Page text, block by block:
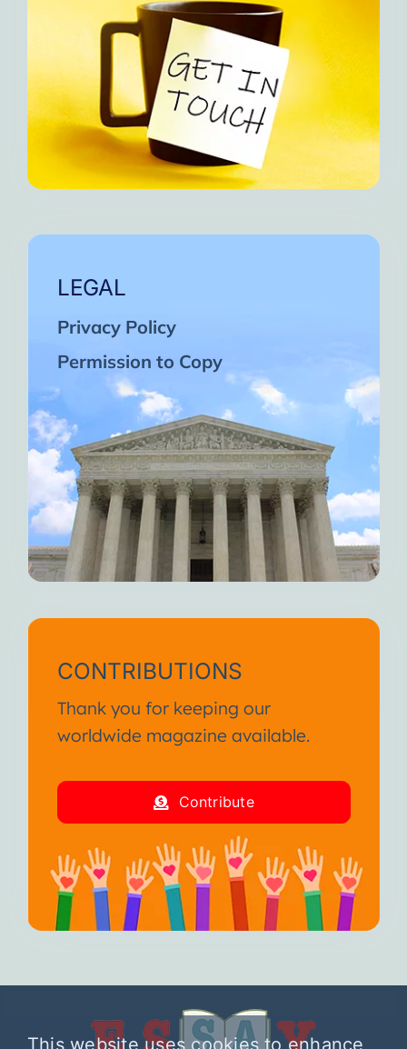
LEGAL
Privacy Policy
Permission to Copy
CONTRIBUTIONS
Thank you for keeping our
worldwide magazine available.
Contribute
This website uses cookies to enhance